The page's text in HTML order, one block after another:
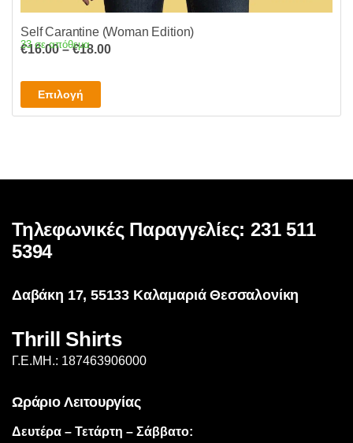
Self Carantine (Woman Edition)
€16.00 – €18.00Price
33 σε απόθεμα
Επιλογή
το
παραλλαγές.
επιλογές
μπορούν
στη
του
προϊόντος
Τηλεφωνικές Παραγγελίες: 231 511
5394
Δαβάκη 17, 55133 Καλαμαριά Θεσσαλονίκη
Thrill Shirts
Γ.Ε.ΜΗ.: 187463906000
Ωράριο Λειτουργίας
Δευτέρα – Τετάρτη – Σάββατο: